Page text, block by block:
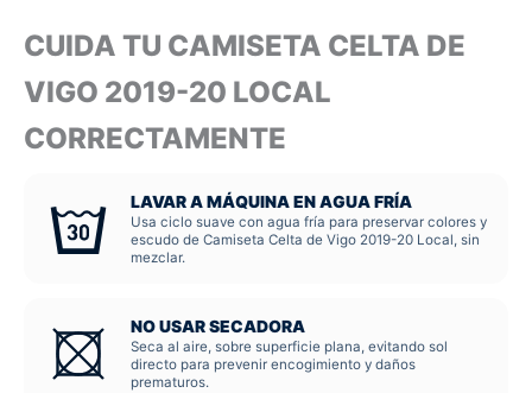
CUIDA TU CAMISETA CELTA DE
VIGO 2019-20 LOCAL
CORRECTAMENTE
LAVAR A MÁQUINA EN AGUA FRÍA
Usa ciclo suave con agua fría para preservar colores y
escudo de Camiseta Celta de Vigo 2019-20 Local, sin
mezclar.
NO USAR SECADORA
Seca al aire, sobre superficie plana, evitando sol
directo para prevenir encogimiento y daños
prematuros.